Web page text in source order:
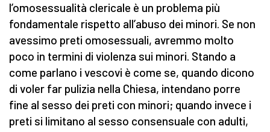
l’omosessualità clericale è un problema più
fondamentale rispetto all’abuso dei minori. Se non
avessimo preti omosessuali, avremmo molto
poco in termini di violenza sui minori. Stando a
come parlano i vescovi è come se, quando dicono
di voler far pulizia nella Chiesa, intendano porre
fine al sesso dei preti con minori; quando invece i
preti si limitano al sesso consensuale con adulti,